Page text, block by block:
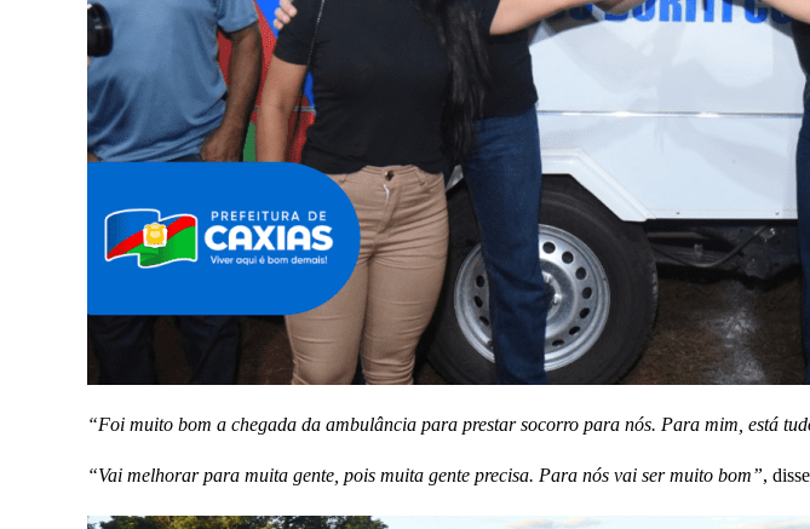
“Foi muito bom a chegada da ambulância para prestar socorro para nós. Para mim, está
“Vai melhorar para muita gente, pois muita gente precisa. Para nós vai ser muito bom”,